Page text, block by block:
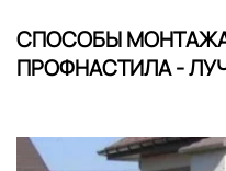
СПОСОБЫ
ПРОФНАСТИЛА -